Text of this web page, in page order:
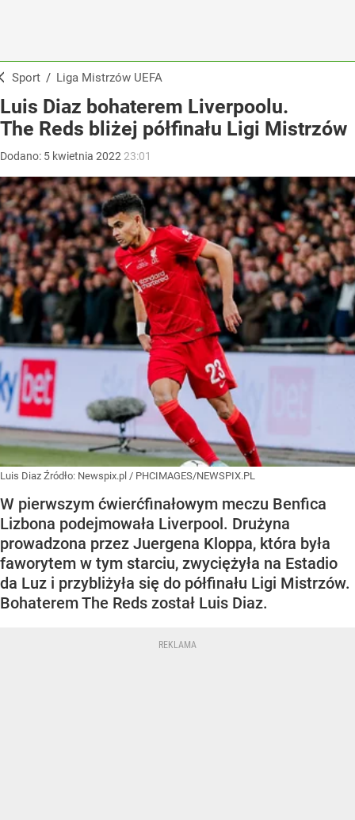
Sport / Liga Mistrzów UEFA
Luis Diaz bohaterem Liverpoolu.
The Reds bliżej półfinału Ligi Mistrzów
Dodano: 5 kwietnia 2022 23:01
Luis Diaz Źródło: Newspix.pl / PHCIMAGES/NEWSPIX.PL
W pierwszym ćwierćfinałowym meczu Benfica
Lizbona podejmowała Liverpool. Drużyna
prowadzona przez Juergena Kloppa, która była
faworytem w tym starciu, zwyciężyła na Estadio
da Luz i przybliżyła się do półfinału Ligi Mistrzów.
Bohaterem The Reds został Luis Diaz.